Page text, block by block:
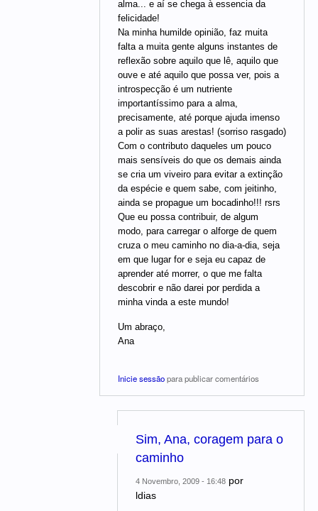
alma... e aí se chega à essencia da
felicidade!
Na minha humilde opinião, faz muita
falta a muita gente alguns instantes de
reflexão sobre aquilo que lê, aquilo que
ouve e até aquilo que possa ver, pois a
introspecção é um nutriente
importantíssimo para a alma,
precisamente, até porque ajuda imenso
a polir as suas arestas! (sorriso rasgado)
Com o contributo daqueles um pouco
mais sensíveis do que os demais ainda
se cria um viveiro para evitar a extinção
da espécie e quem sabe, com jeitinho,
ainda se propague um bocadinho!!! rsrs
Que eu possa contribuir, de algum
modo, para carregar o alforge de quem
cruza o meu caminho no dia-a-dia, seja
em que lugar for e seja eu capaz de
aprender até morrer, o que me falta
descobrir e não darei por perdida a
minha vinda a este mundo!
Um abraço,
Ana
Inicie sessãopara publicar comentários
Sim, Ana, coragem para o
caminho
4 Novembro, 2009 - 16:48 por
ldias